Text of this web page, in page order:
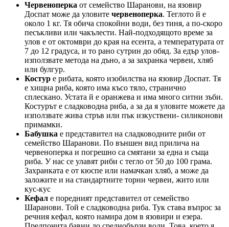
Червеноперка от семейство Шаранови, на язовир
Доспат може да уловите червеноперка. Теглото й е
около 1 кг. Тя обича спокойни води, без тиня, а по-скоро
песъкливи или чакълести. Най-подходящото време за
улов е от октомври до края на есента, а температурата от
7 до 12 градуса, и то рано сутрин до обяд. За едър улов-
използвате метода на дъно, а за захранка червеи, хляб
или булгур.
Костур е рибата, която изобилства на язовир Доспат. Тя
е хищна риба, която има късо тяло, странично
сплескано. Устата й е оранжева и има много ситни зъби.
Костурът е сладководна риба, а за да я уловите можете да
използвате жива стръв или пък изкуствени- силиконови
примамки.
Бабушка е представител на сладководните риби от
семейство Шаранови. По външен вид прилича на
червеноперка и погрешно са смятани за една и съща
риба. У нас се улавят риби с тегло от 50 до 100 грама.
Захранката е от кюспе или намачкан хляб, а може да
заложите и на стандартните торни червеи, жито или
кус-кус
Кефал е поредният представител от семейство
Шаранови. Той е сладководна риба. Тук става въпрос за
речния кефал, която намира дом в язовири и езера.